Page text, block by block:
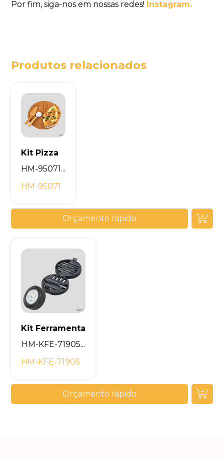
Por fim, siga-nos em nossas redes! Instagram.
Produtos relacionados
Kit Pizza
HM-95071...
HM-95071
Orçamento rápido
Kit Ferramenta
HM-KFE-71905...
HM-KFE-71905
Orçamento rápido